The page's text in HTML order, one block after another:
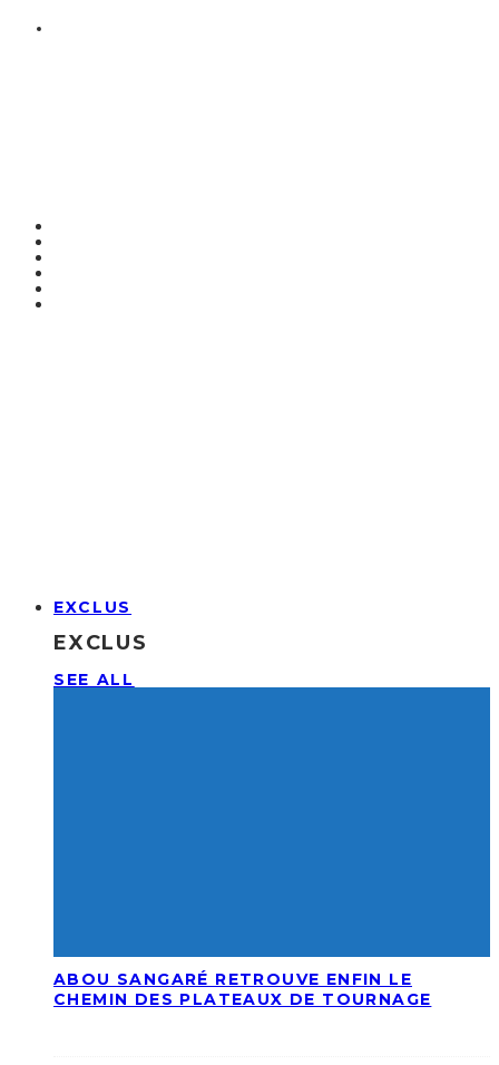
EXCLUS
EXCLUS
SEE ALL
ABOU SANGARÉ RETROUVE ENFIN LE
CHEMIN DES PLATEAUX DE TOURNAGE